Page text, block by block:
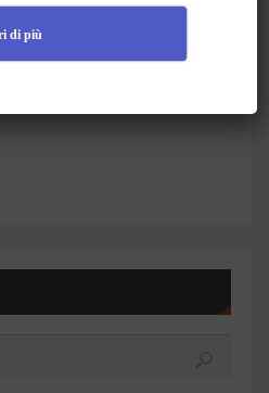
di più